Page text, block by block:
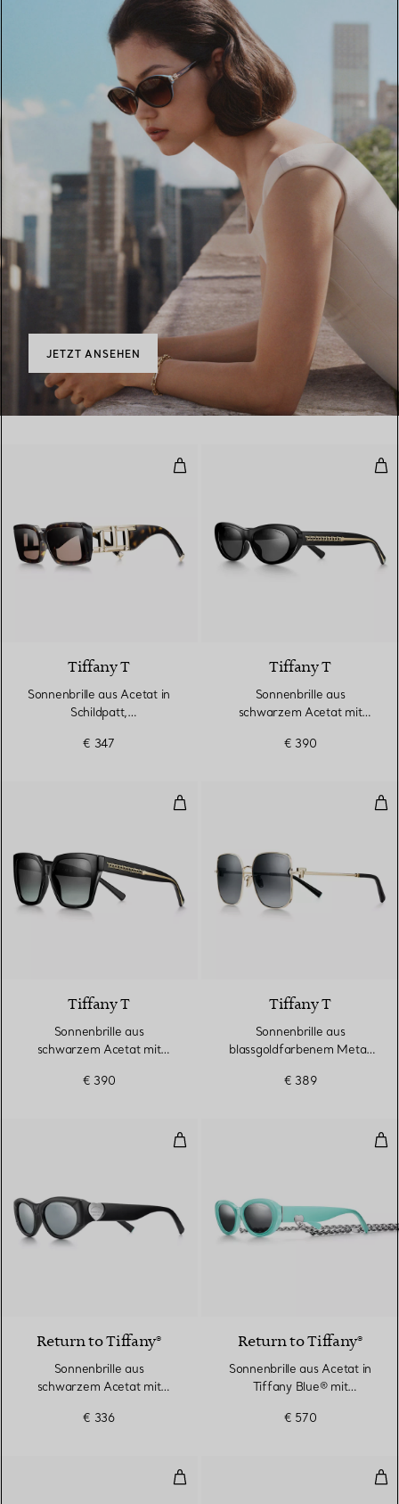
JETZT ANSEHEN
Sonnenbrille aus Acetat in
Tiffany T
Sonnenbrille aus Acetat in
Schildpatt,
und braunen Gläsern
€ 347
Tiffany T
Sonnenbrille aus
schwarzem Acetat mit
€ 390
Sonnenbrille aus schwarzem
Tiffany T
Sonnenbrille aus
schwarzem Acetat mit
Farbverlauf
€ 390
Tiffany T
Sonnenbrille aus
blassgoldfarbenem Metall
Farbverlauf
€ 389
Sonnenbrille aus schwarzem
Return to Tiffany®
Sonnenbrille aus
schwarzem Acetat mit
Gläsern
€ 336
Return to Tiffany®
Sonnenbrille aus Acetat in
Tiffany Blue® mit
€ 570
True Sonnenbrille aus